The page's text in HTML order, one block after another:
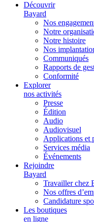
Découvrir
Bayard
Nos
Notre
Notre histoire
Nos
Communiqués
Rapports de
Conformité
Explorer
nos activités
Presse
Édition
Audio
Audiovisuel
Applications et
Services média
Événements
Rejoindre
Bayard
Travailler chez
Nos offres
Candidature
Les boutiques
en ligne